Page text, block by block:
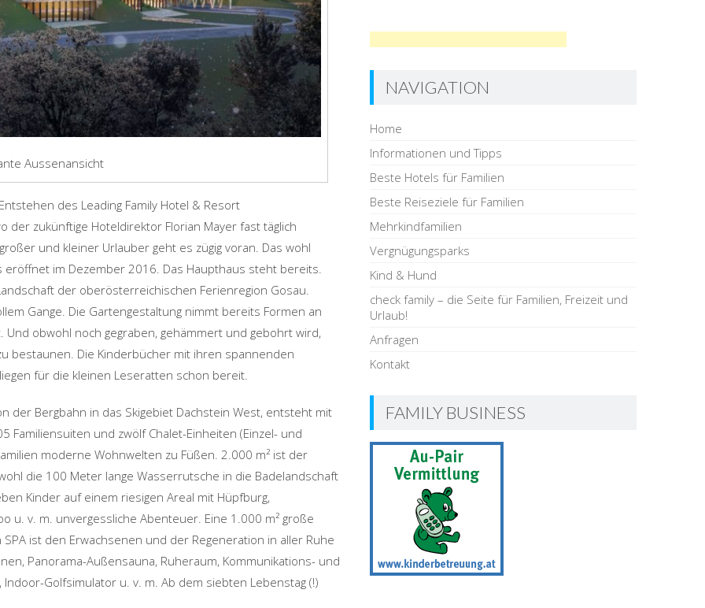
Aussenansicht
des Leading Family Hotel & Resort
zukünftige Hoteldirektor Florian Mayer fast täglich
und kleiner Urlauber geht es zügig voran. Das wohl
im Dezember 2016. Das Haupthaus steht bereits.
der oberösterreichischen Ferienregion Gosau.
Gange. Die Gartengestaltung nimmt bereits Formen an
obwohl noch gegraben, gehämmert und gebohrt wird,
bestaunen. Die Kinderbücher mit ihren spannenden
für die kleinen Leseratten schon bereit.
der Bergbahn in das Skigebiet Dachstein West, entsteht mit
Familiensuiten und zwölf Chalet-Einheiten (Einzel- und
moderne Wohnwelten zu Füßen. 2.000 m² ist der
die 100 Meter lange Wasserrutsche in die Badelandschaft
Kinder auf einem riesigen Areal mit Hüpfburg,
u. v. m. unvergessliche Abenteuer. Eine 1.000 m² große
ist den Erwachsenen und der Regeneration in aller Ruhe
Panorama-Außensauna, Ruheraum, Kommunikations- und
Indoor-Golfsimulator u. v. m. Ab dem siebten Lebenstag (!)
NAVIGATION
Home
Informationen und Tipps
Beste Hotels für Familien
Beste Reiseziele für Familien
Mehrkindfamilien
Vergnügungsparks
Kind & Hund
check family – die Seite für Familien, Freizeit und
Urlaub!
Anfragen
Kontakt
FAMILY BUSINESS